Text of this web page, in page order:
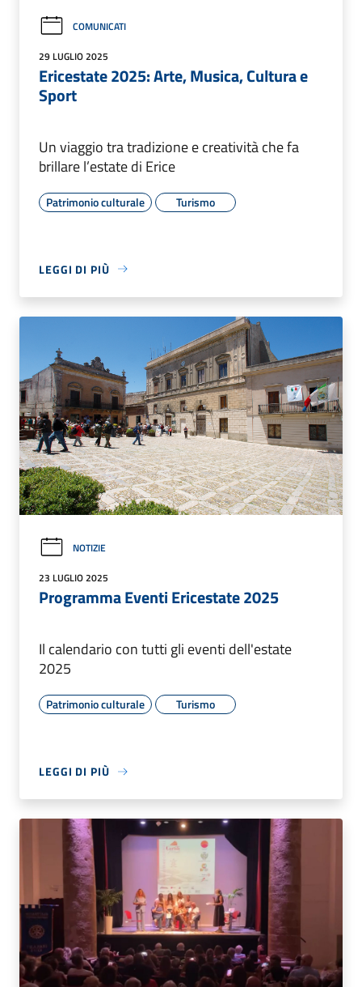
COMUNICATI
29 LUGLIO 2025
Ericestate 2025: Arte, Musica, Cultura e
Sport
Un viaggio tra tradizione e creatività che fa
brillare l’estate di Erice
Patrimonio culturale Turismo
LEGGI DI PIÙ
NOTIZIE
23 LUGLIO 2025
Programma Eventi Ericestate 2025
Il calendario con tutti gli eventi dell'estate
2025
Patrimonio culturale Turismo
LEGGI DI PIÙ